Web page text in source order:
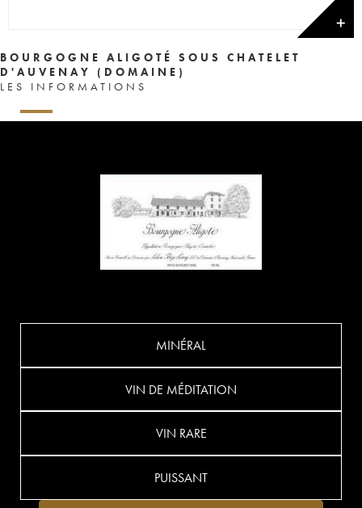
✕
BOURGOGNE ALIGOTÉ SOUS CHATELET
D'AUVENAY (DOMAINE)
LES INFORMATIONS
MINÉRAL
VIN DE MÉDITATION
VIN RARE
PUISSANT